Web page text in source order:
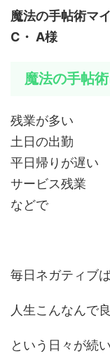
魔法の手帖術マ
C・ A様
魔法の手帖
残業が多い
土日の出勤
平日帰りが遅い
サービス残業
などで
毎日ネガティブ
人生こんなんで
という日々が続